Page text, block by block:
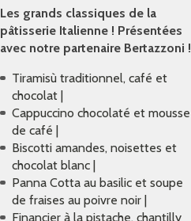
Les grands classiques de la
pâtisserie Italienne ! Présentées
avec notre partenaire Bertazzoni !
Tiramisù traditionnel, café et
chocolat |
Cappuccino chocolaté et mousse
de café |
Biscotti amandes, noisettes et
chocolat blanc |
Panna Cotta au basilic et soupe
de fraises au poivre noir |
Financier à la pistache, chantilly